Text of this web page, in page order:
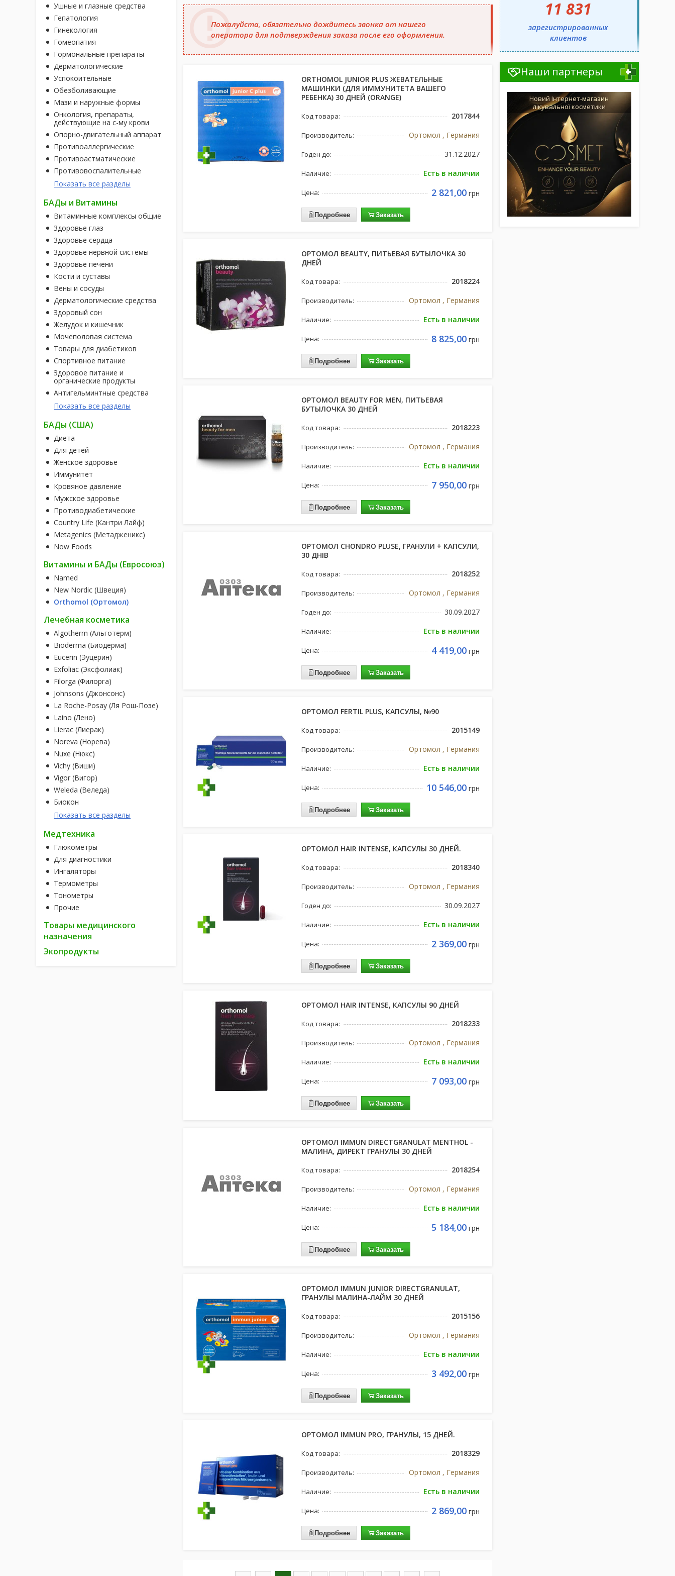
Ушные и глазные средства
Гепатология
Гинекология
Гомеопатия
Гормональные препараты
Дерматологические
Успокоительные
Обезболивающие
Мази и наружные формы
Онкология, препараты,
действующие на с-му крови
Опорно-двигательный аппарат
Противоаллергические
Противоастматические
Противовоспалительные
Показать все разделы
БАДы и Витамины
Витаминные комплексы общие
Здоровье глаз
Здоровье сердца
Здоровье нервной системы
Здоровье печени
Кости и суставы
Вены и сосуды
Дерматологические средства
Здоровый сон
Желудок и кишечник
Мочеполовая система
Товары для диабетиков
Спортивное питание
Здоровое питание и
органические продукты
Антигельминтные средства
Показать все разделы
БАДы (США)
Диета
Для детей
Женское здоровье
Иммунитет
Кровяное давление
Мужское здоровье
Противодиабетические
Country Life (Кантри Лайф)
Metagenics (Метадженикс)
Now Foods
Витамины и БАДы (Евросоюз)
Named
New Nordic (Швеция)
Orthomol (Ортомол)
Лечебная косметика
Algotherm (Альготерм)
Bioderma (Биодерма)
Eucerin (Эуцерин)
Exfoliac (Эксфолиак)
Filorga (Филорга)
Johnsons (Джонсонс)
La Roche-Posay (Ля Рош-Позе)
Laino (Лено)
Lierac (Лиерак)
Noreva (Норева)
Nuxe (Нюкс)
Vichy (Виши)
Vigor (Вигор)
Weleda (Веледа)
Биокон
Показать все разделы
Медтехника
Глюкометры
Для диагностики
Ингаляторы
Термометры
Тонометры
Прочие
Товары медицинского
назначения
Экопродукты
Пожалуйста, обязательно дождитесь звонка от нашего
оператора для подтверждения заказа после его оформления.
ORTHOMOL JUNIOR PLUS ЖЕВАТЕЛЬНЫЕ
МАШИНКИ (ДЛЯ ИММУНИТЕТА ВАШЕГО
РЕБЕНКА) 30 ДНЕЙ (ORANGE)
Код товара: 2017844
Производитель: Ортомол , Германия
Годен до: 31.12.2027
Наличие: Есть в наличии
Цена: 2 821,00грн
Подробнее Заказать
ОРТОМОЛ BEAUTY, ПИТЬЕВАЯ БУТЫЛОЧКА 30
ДНЕЙ
Код товара: 2018224
Производитель: Ортомол , Германия
Наличие: Есть в наличии
Цена: 8 825,00грн
Подробнее Заказать
ОРТОМОЛ BEAUTY FOR MEN, ПИТЬЕВАЯ
БУТЫЛОЧКА 30 ДНЕЙ
Код товара: 2018223
Производитель: Ортомол , Германия
Наличие: Есть в наличии
Цена: 7 950,00грн
Подробнее Заказать
ОРТОМОЛ CHONDRO PLUSE, ГРАНУЛИ + КАПСУЛИ,
30 ДНІВ
Код товара: 2018252
Производитель: Ортомол , Германия
Годен до: 30.09.2027
Наличие: Есть в наличии
Цена: 4 419,00грн
Подробнее Заказать
ОРТОМОЛ FERTIL PLUS, КАПСУЛЫ, №90
Код товара: 2015149
Производитель: Ортомол , Германия
Наличие: Есть в наличии
Цена: 10 546,00грн
Подробнее Заказать
ОРТОМОЛ HAIR INTENSE, КАПСУЛЫ 30 ДНЕЙ.
Код товара: 2018340
Производитель: Ортомол , Германия
Годен до: 30.09.2027
Наличие: Есть в наличии
Цена: 2 369,00грн
Подробнее Заказать
ОРТОМОЛ HAIR INTENSE, КАПСУЛЫ 90 ДНЕЙ
Код товара: 2018233
Производитель: Ортомол , Германия
Наличие: Есть в наличии
Цена: 7 093,00грн
Подробнее Заказать
ОРТОМОЛ IMMUN DIRECTGRANULAT MENTHOL -
МАЛИНА, ДИРЕКТ ГРАНУЛЫ 30 ДНЕЙ
Код товара: 2018254
Производитель: Ортомол , Германия
Наличие: Есть в наличии
Цена: 5 184,00грн
Подробнее Заказать
ОРТОМОЛ IMMUN JUNIOR DIRECTGRANULAT,
ГРАНУЛЫ МАЛИНА-ЛАЙМ 30 ДНЕЙ
Код товара: 2015156
Производитель: Ортомол , Германия
Наличие: Есть в наличии
Цена: 3 492,00грн
Подробнее Заказать
ОРТОМОЛ IMMUN PRO, ГРАНУЛЫ, 15 ДНЕЙ.
Код товара: 2018329
Производитель: Ортомол , Германия
Наличие: Есть в наличии
Цена: 2 869,00грн
Подробнее Заказать
11 831
зарегистрированных
клиентов
Наши партнеры
Новий Інтернет-магазин
лікувальної косметики